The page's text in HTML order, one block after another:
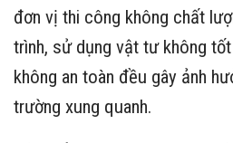
đơn vị thi công không chất
trình, sử dụng vật tư không
không an toàn đều gây ảnh
trường xung quanh.